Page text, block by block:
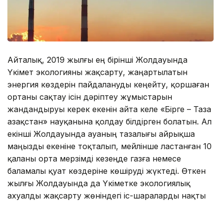
Айталық, 2019 жылғы ең бірінші Жолдауында
Үкімет экологияны жақсарту, жаңартылатын
энергия көздерін пайдалануды кеңейту, қоршаған
ортаны сақтау ісін дәріптеу жұмыстарын
жандандыруы керек екенін айта келе «Бірге – Таза
Қазақстан» науқанына қолдау білдірген болатын. Ал
екінші Жолдауында ауаның тазалығы айрықша
маңызды екеніне тоқталып, мейлінше ластанған 10
қаланы орта мерзімді кезеңде газға немесе
баламалы қуат көздеріне көшіруді жүктеді. Өткен
жылғы Жолдауында да Үкіметке экологиялық
ахуалды жақсарту жөніндегі іс-шараларды нақты